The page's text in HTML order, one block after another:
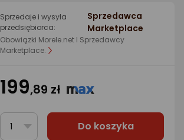
Sprzedaje i wysyła
przedsiębiorca:
Sprzedawca
Marketplace
Obowiązki Morele.net I Sprzedawcy
Marketplace.
199,89 zł
1 Do koszyka